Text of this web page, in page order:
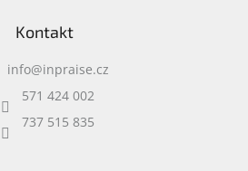
Kontakt
info@inpraise.cz
571 424 002
737 515 835